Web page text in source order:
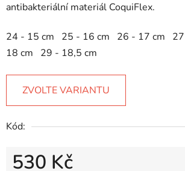
antibakteriální materiál CoquiFlex.
24 - 15 cm 25 - 16 cm 26 - 17 cm
18 cm 29 - 18,5 cm
ZVOLTE VARIANTU
Kód:
530 Kč